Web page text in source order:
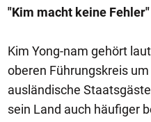
"Kim macht keine Fehler"
Kim Yong-nam gehört
oberen Führungskreis
ausländische
sein Land auch häufiger